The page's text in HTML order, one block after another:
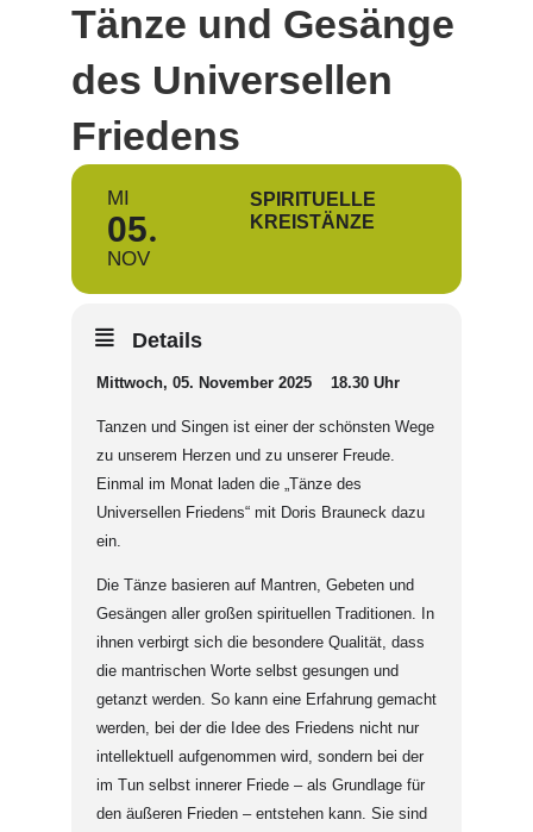
Tänze und Gesänge
des Universellen
Friedens
MI
05
NOV
SPIRITUELLE
KREISTÄNZE
Details
Mittwoch, 05. November 2025 18.30 Uhr
Tanzen und Singen ist einer der schönsten Wege
zu unserem Herzen und zu unserer Freude.
Einmal im Monat laden die „Tänze des
Universellen Friedens“ mit Doris Brauneck dazu
ein.
Die Tänze basieren auf Mantren, Gebeten und
Gesängen aller großen spirituellen Traditionen. In
ihnen verbirgt sich die besondere Qualität, dass
die mantrischen Worte selbst gesungen und
getanzt werden. So kann eine Erfahrung gemacht
werden, bei der die Idee des Friedens nicht nur
intellektuell aufgenommen wird, sondern bei der
im Tun selbst innerer Friede – als Grundlage für
den äußeren Frieden – entstehen kann. Sie sind